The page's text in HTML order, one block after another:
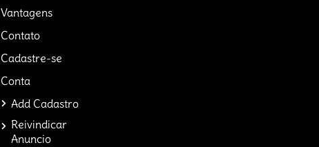
Vantagens
Contato
Cadastre-se
Conta
Add Cadastro
Reivindicar
Anuncio